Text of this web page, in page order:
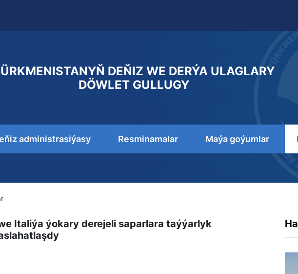
DEŇIZ WE DERÝA ULAGLARY
DÖWLET GULLUGY
administrasiýasy Resminamalar Maýa goýumlar
Italiýa ýokary derejeli saparlara taýýarlyk